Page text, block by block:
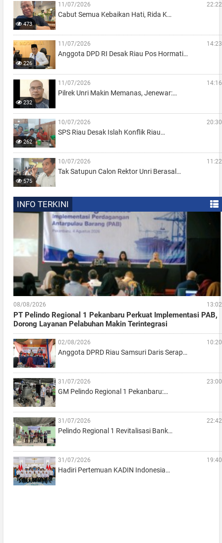
473
11/07/2026 22:22
Cabut Semua Kebaikan Hati, Rida K…
226
11/07/2026 14:23
Anggota DPD RI Desak Riau Pos Hormati…
232
11/07/2026 14:16
Pilrek Unri Makin Memanas, Jenewar:…
262
10/07/2026 20:30
SPS Riau Desak Islah Konflik Riau…
575
10/07/2026 11:22
Tak Satupun Calon Rektor Unri Berasal…
INFO TERKINI
08/08/2026 13:02
PT Pelindo Regional 1 Pekanbaru Perkuat Implementasi PAB,
Dorong Layanan Pelabuhan Makin Terintegrasi
02/08/2026 10:20
Anggota DPRD Riau Samsuri Daris Serap…
31/07/2026 23:00
GM Pelindo Regional 1 Pekanbaru:…
31/07/2026 22:42
Pelindo Regional 1 Revitalisasi Bank…
31/07/2026 19:40
Hadiri Pertemuan KADIN Indonesia…